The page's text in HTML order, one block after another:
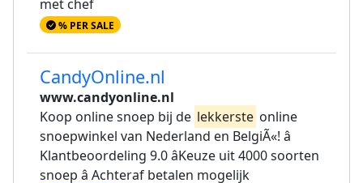
met chef
% PER SALE
CandyOnline.nl
www.candyonline.nl
Koop online snoep bij de lekkerste online
snoepwinkel van Nederland en BelgiÃ«! â
Klantbeoordeling 9.0 âKeuze uit 4000 soorten
snoep â Achteraf betalen mogelijk